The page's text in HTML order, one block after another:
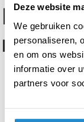
Deze website
We gebruiken
personaliseren,
en om ons
informatie over
partners voor
ov